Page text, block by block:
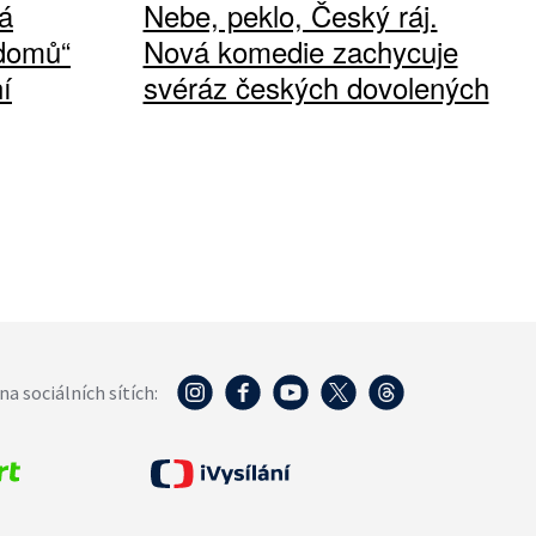
Nebe, peklo, Český ráj.
Nová komedie zachycuje
svéráz českých dovolených
sociálních sítích: